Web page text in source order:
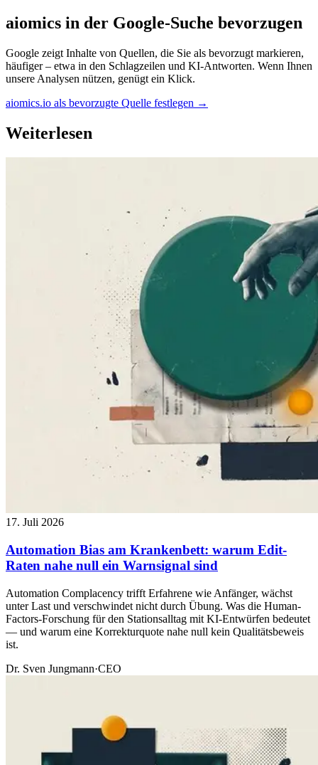
aiomics in der Google-Suche bevorzugen
Google zeigt Inhalte von Quellen, die Sie als bevorzugt markieren,
häufiger – etwa in den Schlagzeilen und KI-Antworten. Wenn Ihnen
unsere Analysen nützen, genügt ein Klick.
aiomics.io als bevorzugte Quelle festlegen →
Weiterlesen
17. Juli 2026
Automation Bias am Krankenbett: warum Edit-
Raten nahe null ein Warnsignal sind
Automation Complacency trifft Erfahrene wie Anfänger, wächst
unter Last und verschwindet nicht durch Übung. Was die Human-
Factors-Forschung für den Stationsalltag mit KI-Entwürfen bedeutet
— und warum eine Korrekturquote nahe null kein Qualitätsbeweis
ist.
Dr. Sven Jungmann·CEO